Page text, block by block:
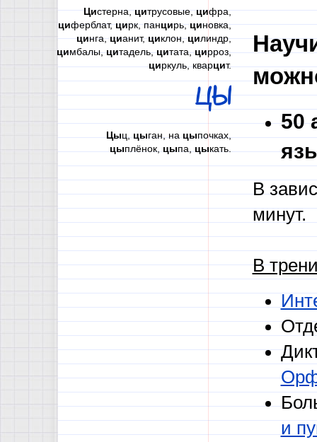
Цистерна,цитрусовые,цифра,
циферблат,цирк, панцирь,циновка,
цинга,цианит,циклон,цилиндр,
цимбалы,цитадель,цитата,цирроз,
циркуль, кварцит.
ЦЫ
Цыц,цыган, нацыпочках,
цыплёнок, цыпа, цыкать.
50
В
минут.
В
и